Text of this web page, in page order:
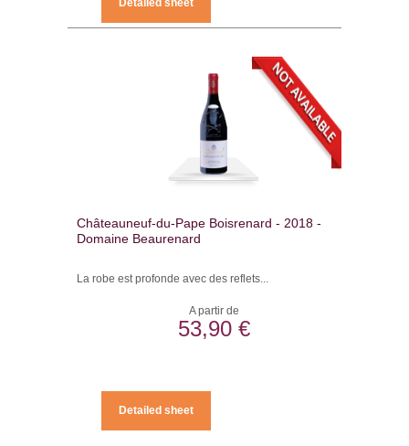
Detailed sheet
Châteauneuf-du-Pape Boisrenard - 2018 -
Domaine Beaurenard
La robe est profonde avec des reflets...
A partir de
53,90 €
Detailed sheet